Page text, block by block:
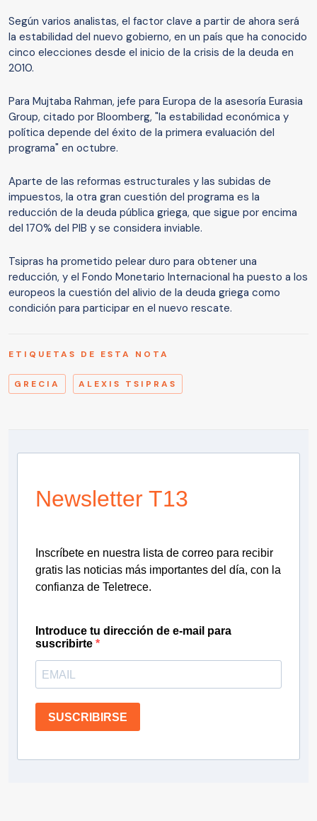
Según varios analistas, el factor clave a partir de ahora será
la estabilidad del nuevo gobierno, en un país que ha conocido
cinco elecciones desde el inicio de la crisis de la deuda en
2010.
Para Mujtaba Rahman, jefe para Europa de la asesoría Eurasia
Group, citado por Bloomberg, "la estabilidad económica y
política depende del éxito de la primera evaluación del
programa" en octubre.
Aparte de las reformas estructurales y las subidas de
impuestos, la otra gran cuestión del programa es la
reducción de la deuda pública griega, que sigue por encima
del 170% del PIB y se considera inviable.
Tsipras ha prometido pelear duro para obtener una
reducción, y el Fondo Monetario Internacional ha puesto a los
europeos la cuestión del alivio de la deuda griega como
condición para participar en el nuevo rescate.
ETIQUETAS DE ESTA NOTA
GRECIA ALEXIS TSIPRAS
Newsletter T13
Inscríbete en nuestra lista de correo para recibir
gratis las noticias más importantes del día, con la
confianza de Teletrece.
Introduce tu dirección de e-mail para
suscribirte
SUSCRIBIRSE